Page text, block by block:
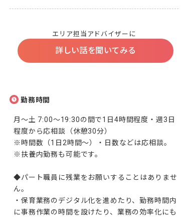
エリア担当アドバイザーに
詳しい話を聞いてみる
勤務時間
月～土 7:00～19:30の間で1日4時間程度・週3日
程度から応相談（休憩30分）
※時間数（1日2時間～）・日数などは応相談。
※扶養内勤務も可能です。
◆パート職員に残業をお願いすることはありませ
ん。
・保育業務のデジタル化を進めたり、勤務時間内
に事務作業の時間を設けたり、業務の効率化にも